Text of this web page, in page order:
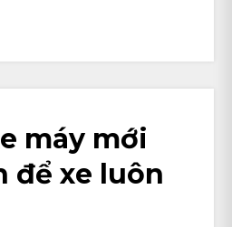
máy mới
để xe luôn